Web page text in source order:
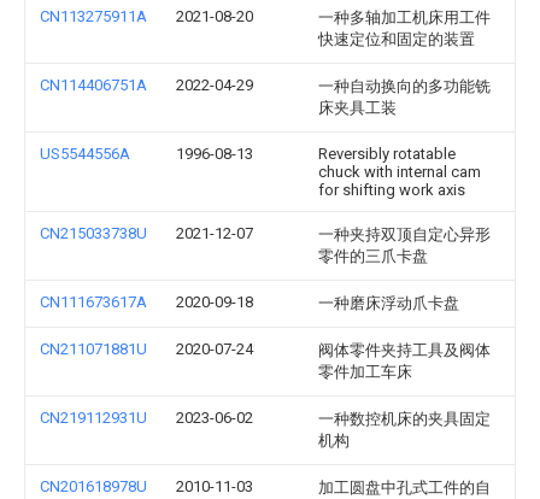
CN113275911A 2021-08-20
一种多轴加工机床用工件
快速定位和固定的装置
CN114406751A 2022-04-29
一种自动换向的多功能铣
床夹具工装
US5544556A 1996-08-13
Reversibly rotatable
chuck with internal cam
for shifting work axis
CN215033738U 2021-12-07
一种夹持双顶自定心异形
零件的三爪卡盘
CN111673617A 2020-09-18 一种磨床浮动爪卡盘
CN211071881U 2020-07-24
阀体零件夹持工具及阀体
零件加工车床
CN219112931U 2023-06-02
一种数控机床的夹具固定
机构
CN201618978U 2010-11-03
加工圆盘中孔式工件的自